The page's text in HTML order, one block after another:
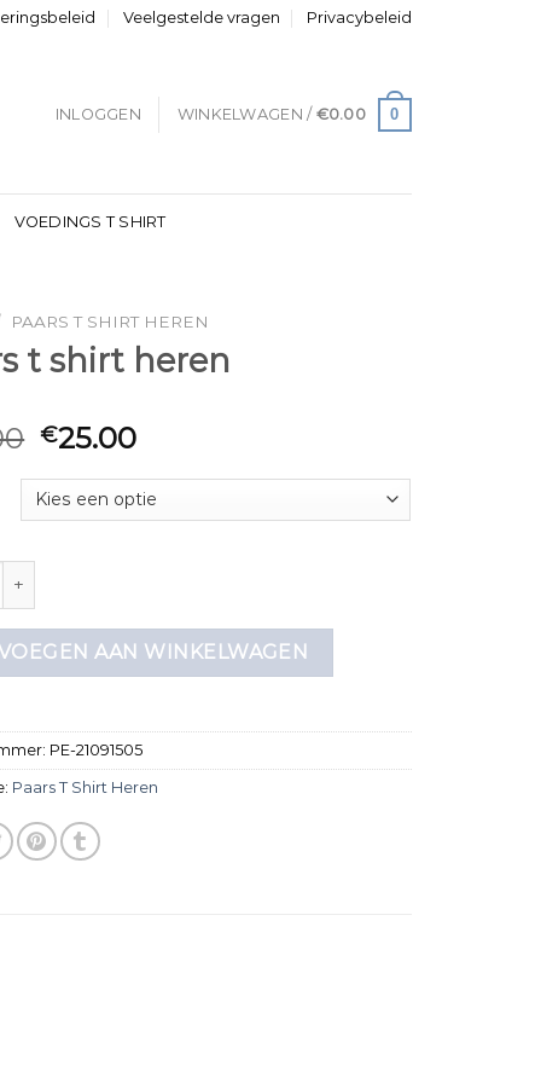
Veelgestelde vragen Privacybeleid
INLOGGEN WINKELWAGEN / €0.00 0
VOEDINGS T SHIRT
PAARS T SHIRT HEREN
t shirt heren
€25.00
heren aantal
AAN WINKELWAGEN
PE-21091505
Paars T Shirt Heren